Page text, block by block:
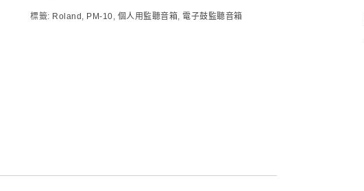
標籤: Roland , PM-10, 個人用監聽音箱, 電子鼓監聽音箱